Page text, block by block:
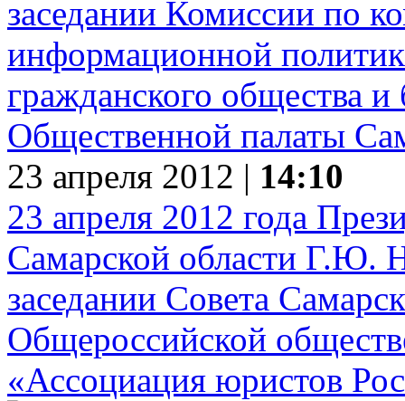
заседании Комиссии по
информационной
гражданского общества и
Общественной палаты
23 апреля 2012 | 14:10
23 апреля 2012 года
Самарской области Г.Ю.
заседании Совета
Общероссийской
«Ассоциация юристов